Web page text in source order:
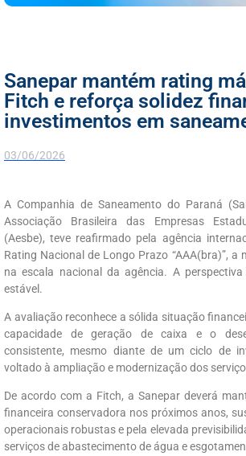
Sanepar mantém rating
Fitch e reforça solidez
investimentos em
03/06/2026
A Companhia de Saneamento do Paraná
Associação Brasileira das Empresas
(Aesbe), teve reafirmado pela agência
Rating Nacional de Longo Prazo “AAA(bra)”, a
na escala nacional da agência. A
estável.
A avaliação reconhece a sólida situação
capacidade de geração de caixa e o
consistente, mesmo diante de um ciclo de
voltado à ampliação e modernização dos
De acordo com a Fitch, a Sanepar deverá
financeira conservadora nos próximos anos,
operacionais robustas e pela elevada
serviços de abastecimento de água e